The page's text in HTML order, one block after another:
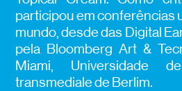
participou em conferências
mundo, desde das Digital
pela Bloomberg Art &
Miami, Universidade
transmediale de Berlim.